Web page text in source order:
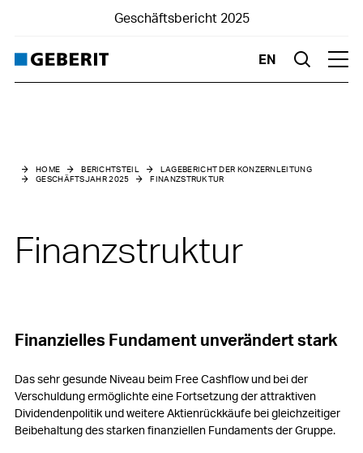
Geschäftsbericht 2025
EN Suche
Ergebnisse
Investitionen
Kunden
Innovation
HOME BERICHTSTEIL
LAGEBERICHT DER KONZERNLEITUNG
GESCHÄFTSJAHR 2025
FINANZSTRUKTUR
Finanzstruktur
Finanzielles Fundament unverändert stark
Das sehr gesunde Niveau beim Free Cashflow und bei der
Verschuldung ermöglichte eine Fortsetzung der attraktiven
Dividendenpolitik und weitere Aktienrückkäufe bei gleichzeitiger
Beibehaltung des starken finanziellen Fundaments der Gruppe.